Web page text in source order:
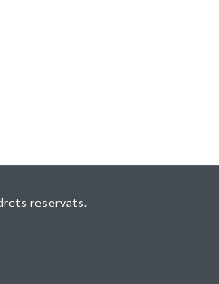
reservats.